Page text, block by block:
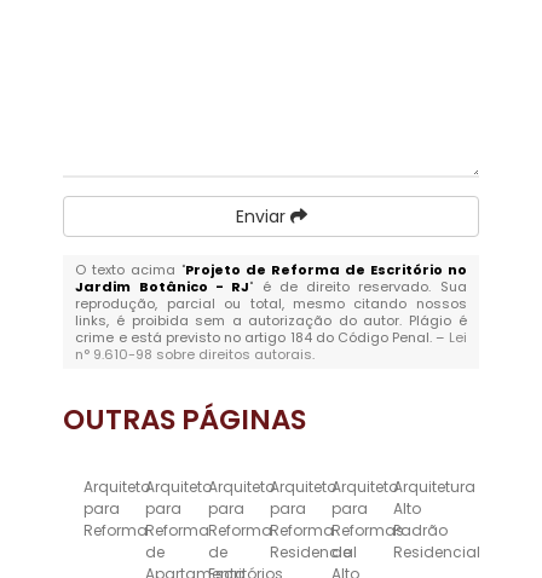
Enviar
O texto acima "Projeto de Reforma de Escritório no
Jardim Botânico - RJ" é de direito reservado. Sua
reprodução, parcial ou total, mesmo citando nossos
links, é proibida sem a autorização do autor. Plágio é
crime e está previsto no artigo 184 do Código Penal. – Lei
n° 9.610-98 sobre direitos autorais.
OUTRAS PÁGINAS
Arquiteto
para
Reforma
Arquiteto
para
Reforma
de
Arquiteto
para
Reforma
de
Arquiteto
para
Reforma
Residencial
Arquiteto
para
Reformas
de
Arquitetura
Alto
Padrão
Residencial